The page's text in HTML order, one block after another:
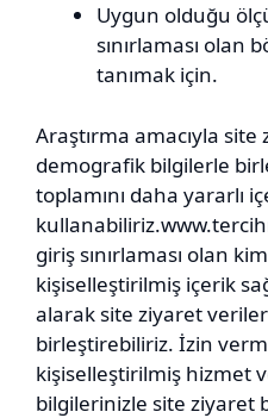
Uygun olduğu
sınırlaması olan
tanımak için.
Araştırma amacıyla
demografik bilgilerle
toplamını daha yararlı
giriş sınırlaması olan
kişiselleştirilmiş içerik
alarak site ziyaret
birleştirebiliriz. İzin
kişiselleştirilmiş hizmet
bilgilerinizle site ziyaret